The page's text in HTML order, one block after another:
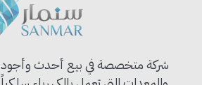
اختر خلاط جداري عند الرغبة في استغلال
شركة متخصصة في بيع أحدث وأجود